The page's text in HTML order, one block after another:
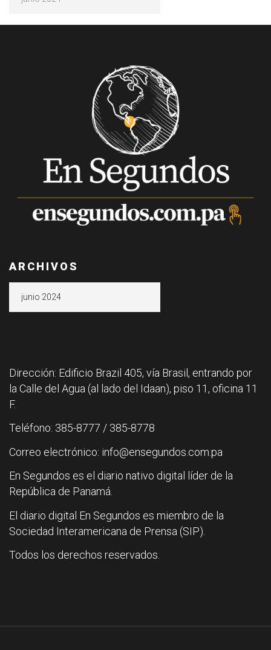
ARCHIVOS
Dirección: Edificio Brazil 405, vía Brasil, entrando por
la Calle del Agua (al lado del Idaan), piso 11, oficina 11
F.
Teléfono: 385-8777 / 385-8778
Correo electrónico: info@ensegundos.com.pa
En Segundos es el diario nativo digital líder de la
República de Panamá.
El diario digital En Segundos es miembro de la
Sociedad Interamericana de Prensa (SIP).
Todos los derechos reservados.